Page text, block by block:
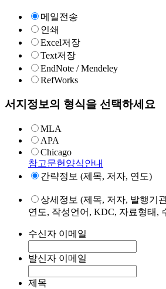
메일전송
인쇄
Excel저장
Text저장
EndNote / Mendeley
RefWorks
서지정보의 형식을 선택하세요
MLA
APA
Chicago
참고문헌양식안내
간략정보 (제목, 저자, 연도)
상세정보 (제목, 저자, 발행기
연도, 작성언어, KDC, 자료형태,
수신자 이메일
발신자 이메일
제목